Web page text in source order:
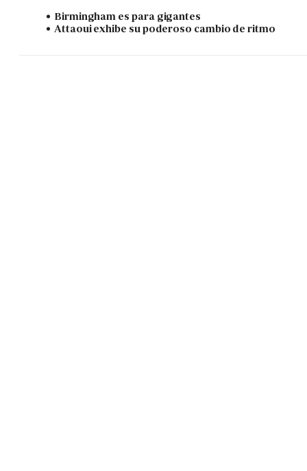
Birmingham es para gigantes
Attaoui exhibe su poderoso cambio de ritmo